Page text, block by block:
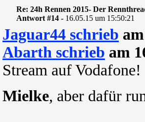
Re: 24h Rennen 2015- Der
Antwort #14 - 16.05.15 um 15:50:21
Jaguar44 schrieb
Abarth schrieb am
Stream auf
Mielke, aber dafür